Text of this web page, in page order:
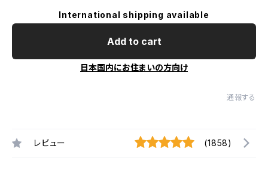
International shipping available
Add to cart
日本国内にお住まいの方向け
通報する
レビュー (1858)